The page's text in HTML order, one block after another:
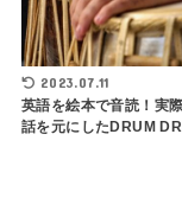
2023.07.11
英語を絵本で音読！実
話を元にしたDRUM